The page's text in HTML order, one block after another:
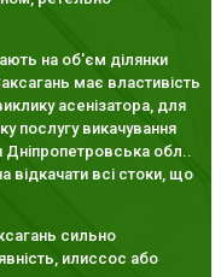
на об'єм ділянки
має властивість
асенізатора, для
послугу викачування
Дніпропетровська обл..
відкачати всі стоки, що
сильно
илиссос або